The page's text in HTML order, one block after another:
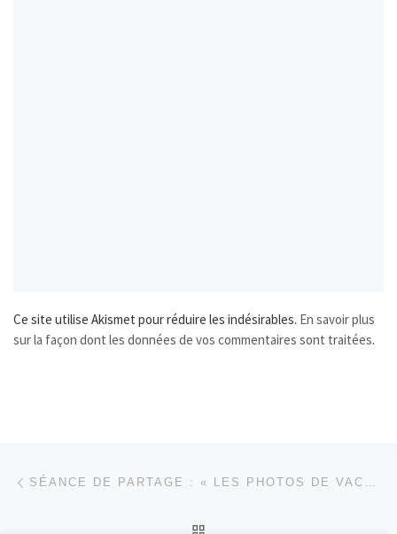
Ce site utilise Akismet pour réduire les indésirables. En savoir plus
sur la façon dont les données de vos commentaires sont traitées.
Parcourir les articles SÉANCE DE PARTAGE : « LES PHOTOS DE VACANCES » (SEPTEMBRE 2022)